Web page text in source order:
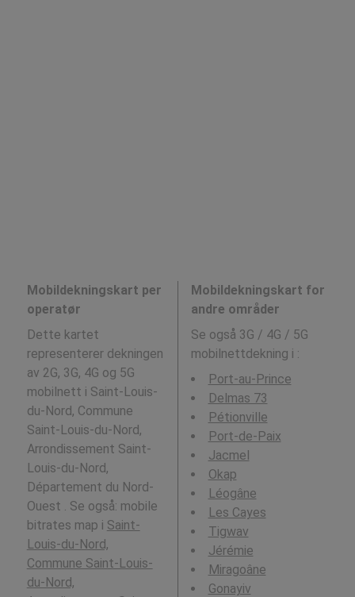
Mobildekningskart per
operatør
Dette kartet
representerer dekningen
av 2G, 3G, 4G og 5G
mobilnett i Saint-Louis-
du-Nord, Commune
Saint-Louis-du-Nord,
Arrondissement Saint-
Louis-du-Nord,
Département du Nord-
Ouest . Se også: mobile
bitrates map i Saint-
Louis-du-Nord,
Commune Saint-Louis-
du-Nord,
Mobildekningskart for
andre områder
Se også 3G / 4G / 5G
mobilnettdekning i :
Port-au-Prince
Delmas 73
Pétionville
Port-de-Paix
Jacmel
Okap
Léogâne
Les Cayes
Tigwav
Jérémie
Miragoâne
Gonayiv